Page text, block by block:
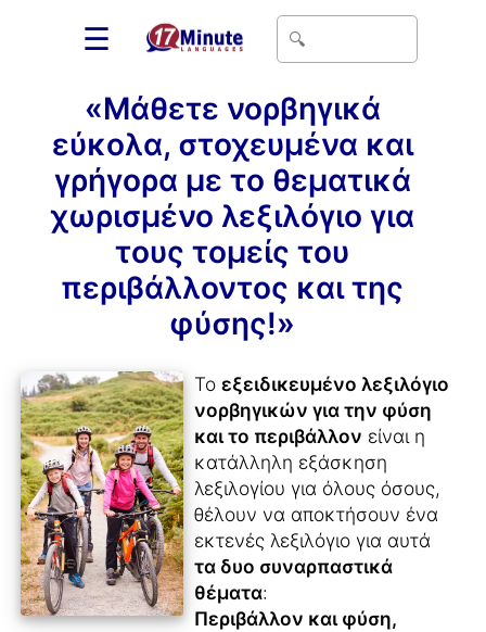
☰
«Μάθετε νορβηγικά
εύκολα, στοχευμένα και
γρήγορα με το θεματικά
χωρισμένο λεξιλόγιο για
τους τομείς του
περιβάλλοντος και της
φύσης!»
Το εξειδικευμένο λεξιλόγιο
νορβηγικών για την φύση
και το περιβάλλον είναι η
κατάλληλη εξάσκηση
λεξιλογίου για όλους όσους,
θέλουν να αποκτήσουν ένα
εκτενές λεξιλόγιο για αυτά
τα δυο συναρπαστικά
θέματα:
Περιβάλλον και φύση,